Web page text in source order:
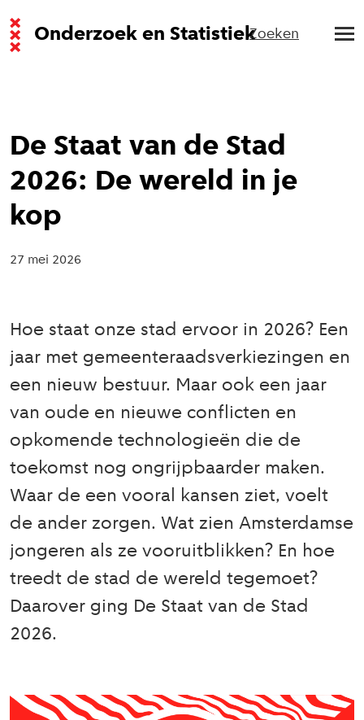
Onderzoek en StatistiekZoeken
De Staat van de Stad
2026: De wereld in je
kop
27 mei 2026
Hoe staat onze stad ervoor in 2026? Een
jaar met gemeenteraadsverkiezingen en
een nieuw bestuur. Maar ook een jaar
van oude en nieuwe conflicten en
opkomende technologieën die de
toekomst nog ongrijpbaarder maken.
Waar de een vooral kansen ziet, voelt
de ander zorgen. Wat zien Amsterdamse
jongeren als ze vooruitblikken? En hoe
treedt de stad de wereld tegemoet?
Daarover ging De Staat van de Stad
2026.